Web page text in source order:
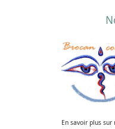
En savoir plus sur